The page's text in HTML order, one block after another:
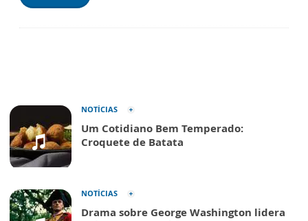
NOTÍCIAS
Um Cotidiano Bem Temperado:
Croquete de Batata
NOTÍCIAS
Drama sobre George Washington lidera